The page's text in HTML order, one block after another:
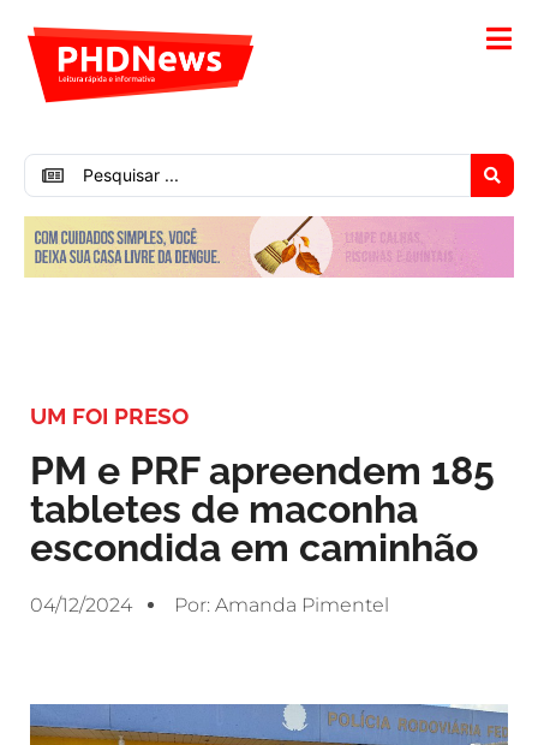
UM FOI PRESO
PM e PRF apreendem 185
tabletes de maconha
escondida em caminhão
04/12/2024 Por: Amanda Pimentel